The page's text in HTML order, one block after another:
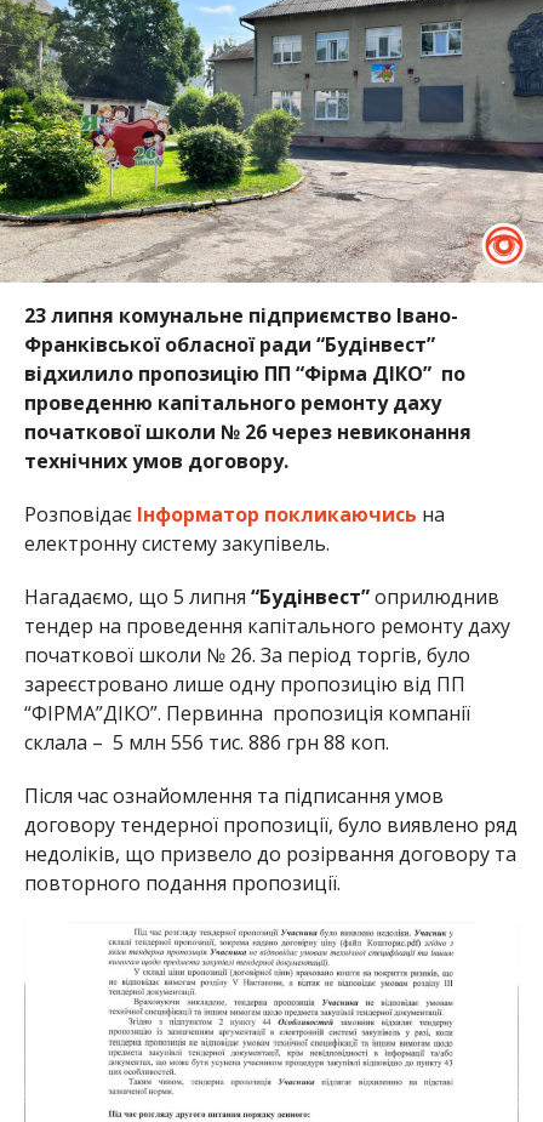
23 липня комунальне підприємство Івано-
Франківської обласної ради “Будінвест”
відхилило пропозицію ПП “Фірма ДІКО” по
проведенню капітального ремонту даху
початкової школи № 26 через невиконання
технічних умов договору.
Розповідає Інформатор покликаючись на
електронну систему закупівель.
Нагадаємо, що 5 липня “Будінвест”оприлюднив
тендер на проведення капітального ремонту даху
початкової школи № 26. За період торгів, було
зареєстровано лише одну пропозицію від ПП
“ФІРМА”ДІКО”. Первинна пропозиція компанії
склала – 5 млн 556 тис. 886 грн 88 коп.
Після час ознайомлення та підписання умов
договору тендерної пропозиції, було виявлено ряд
недоліків, що призвело до розірвання договору та
повторного подання пропозиції.